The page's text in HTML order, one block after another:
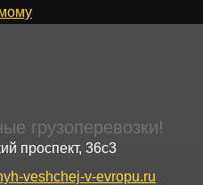
грузоперевозки!
проспект, 36с3
veshchej-v-evropu.ru